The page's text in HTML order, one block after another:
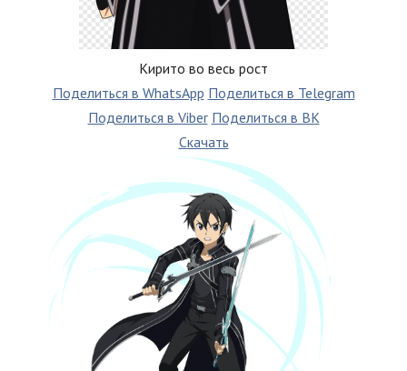
Кирито во весь рост
Поделиться в WhatsApp Поделиться в Telegram
Поделиться в Viber Поделиться в ВК
Скачать